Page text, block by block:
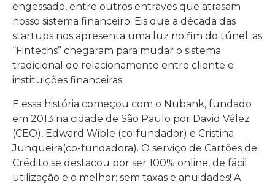
engessado, entre outros entraves que atrasam
nosso sistema financeiro. Eis que a década das
startups nos apresenta uma luz no fim do túnel: as
“Fintechs” chegaram para mudar o sistema
tradicional de relacionamento entre cliente e
instituições financeiras.
E essa história começou com o Nubank, fundado
em 2013 na cidade de São Paulo por David Vélez
(CEO), Edward Wible (co-fundador) e Cristina
Junqueira(co-fundadora). O serviço de Cartões de
Crédito se destacou por ser 100% online, de fácil
utilização e o melhor: sem taxas e anuidades! A